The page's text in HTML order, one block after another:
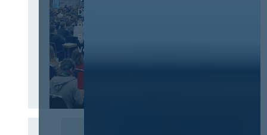
Der Jahreskongress für
öffentliches
Beschaffungswesen und
Vergaberecht